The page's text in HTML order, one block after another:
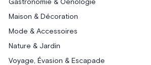
Gastronomie & Oenologie
Maison & Décoration
Mode & Accessoires
Nature & Jardin
Voyage, Évasion & Escapade